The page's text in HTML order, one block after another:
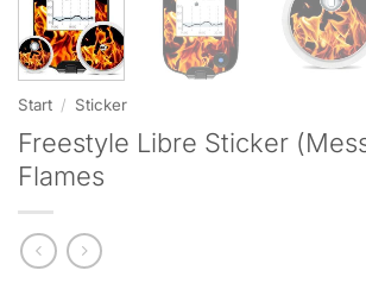
Start / Sticker
Freestyle Libre Sticker
Flames